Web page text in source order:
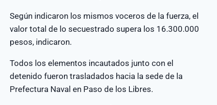
Según indicaron los mismos voceros de la fuerza, el
valor total de lo secuestrado supera los 16.300.000
pesos, indicaron.
Todos los elementos incautados junto con el
detenido fueron trasladados hacia la sede de la
Prefectura Naval en Paso de los Libres.